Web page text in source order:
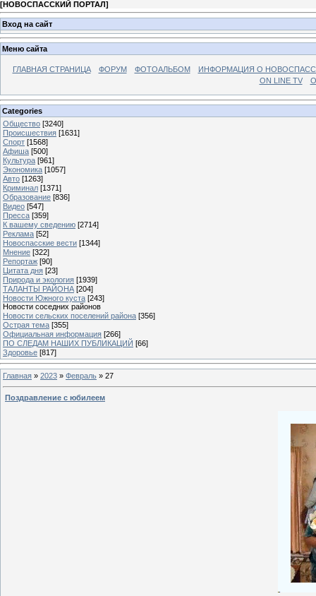
[НОВОСПАССКИЙ ПОРТАЛ]
Вход на сайт
Меню сайта
ГЛАВНАЯ СТРАНИЦА ФОРУМ ФОТОАЛЬБОМ
ИНФОРМАЦИЯ О
ON LINE TV
Categories
Общество [3240]
Происшествия [1631]
Спорт [1568]
Афиша [500]
Культура [961]
Экономика [1057]
Авто [1263]
Криминал [1371]
Образование [836]
Видео [547]
Пресса [359]
К вашему сведению [2714]
Реклама [52]
Новоспасские вести [1344]
Мнение [322]
Репортаж [90]
Цитата дня [23]
Природа и экология [1939]
ТАЛАНТЫ РАЙОНА [204]
Новости Южного куста [243]
Новости соседних районов
Новости сельских поселений района [356]
Острая тема [355]
Официальная информация [266]
ПО СЛЕДАМ НАШИХ ПУБЛИКАЦИЙ [66]
Здоровье [817]
Главная » 2023 » Февраль » 27
Поздравление с юбилеем